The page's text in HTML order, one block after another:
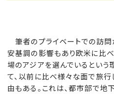
筆者のプライベートでの訪問
安基調の影響もあり欧米に比
場のアジアを選んでいるという
て、以前に比べ様々な面で旅行
由もある。これは、都市部で